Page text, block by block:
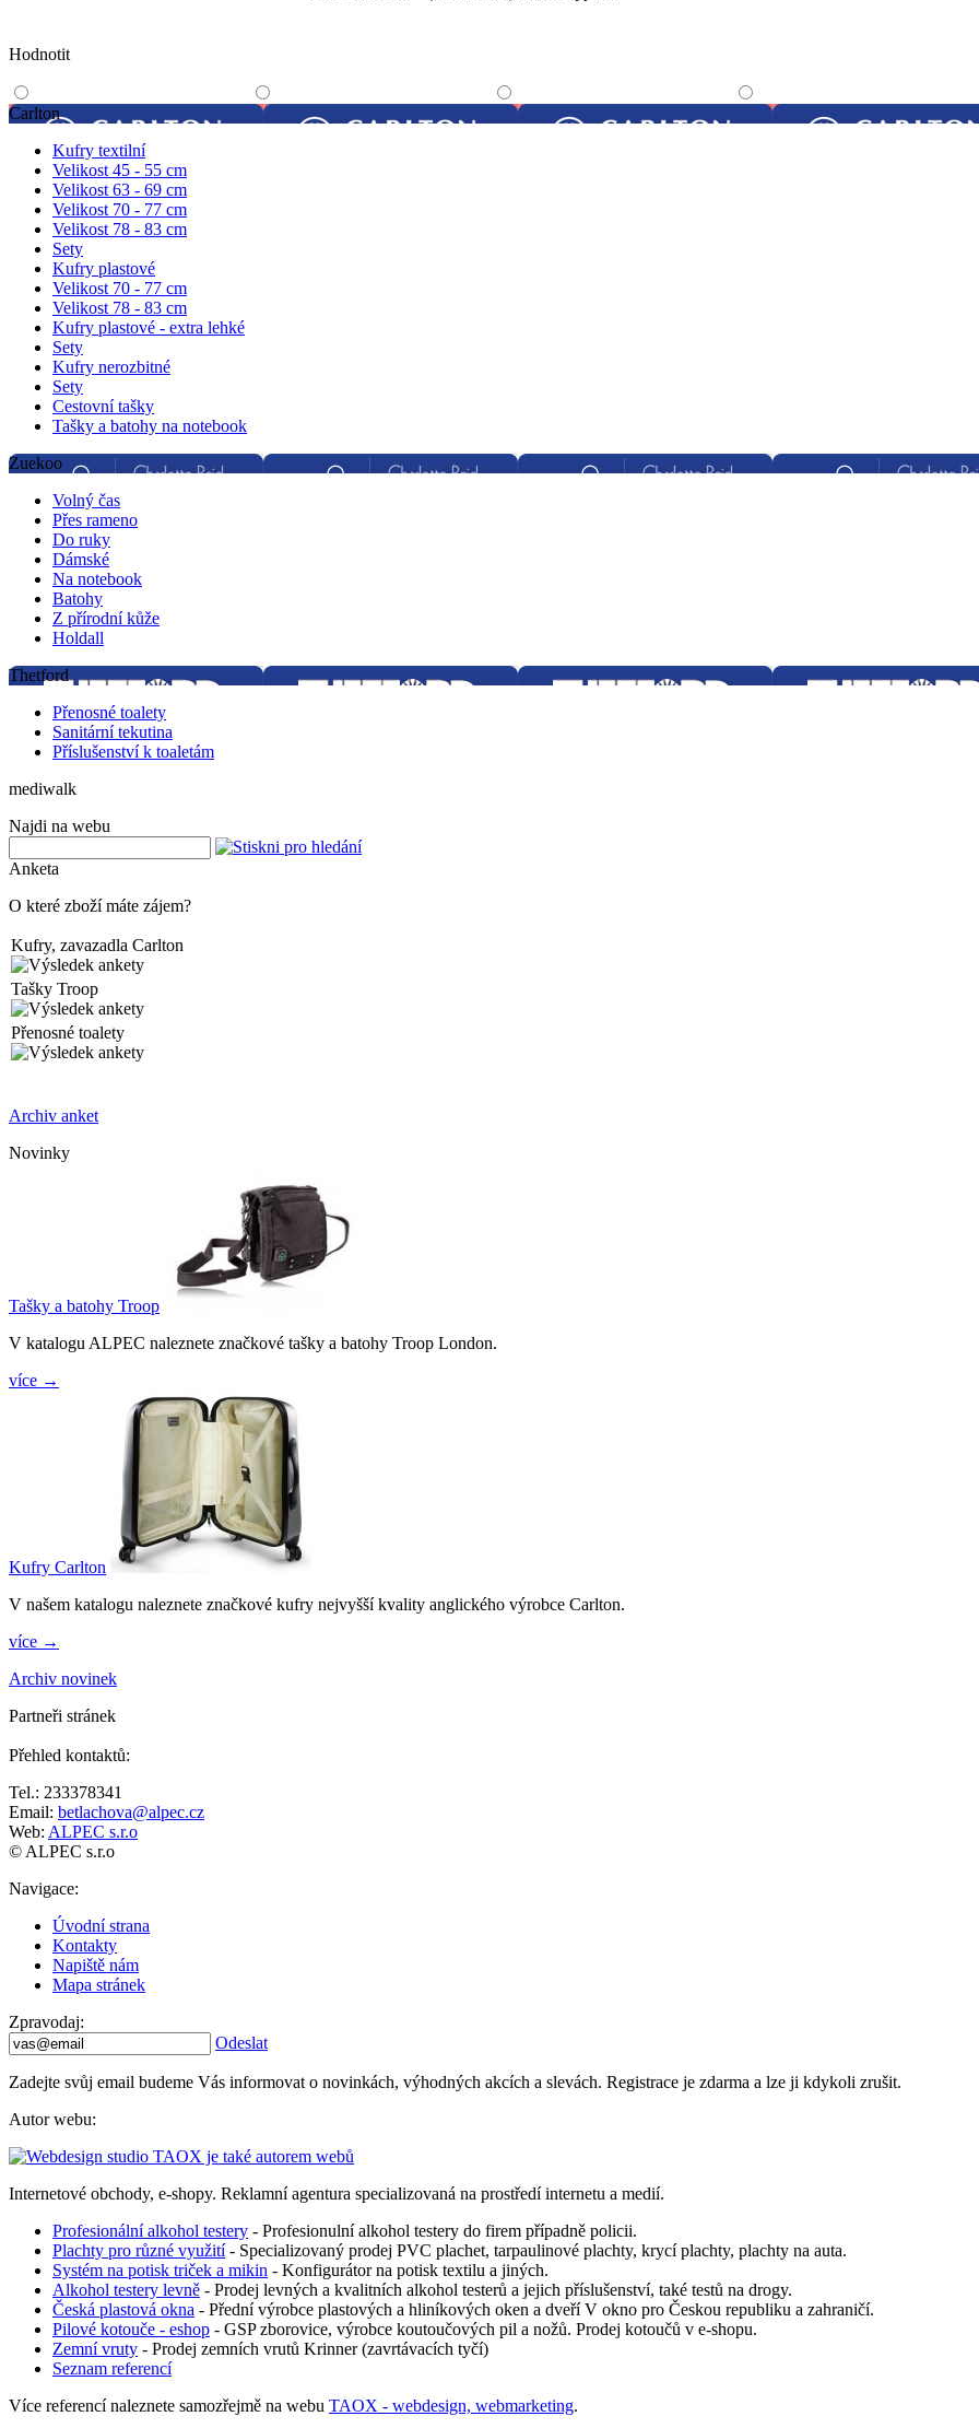
Hodnotit
Carlton
Kufry textilní
Velikost 45 - 55 cm
Velikost 63 - 69 cm
Velikost 70 - 77 cm
Velikost 78 - 83 cm
Sety
Kufry plastové
Velikost 70 - 77 cm
Velikost 78 - 83 cm
Kufry plastové - extra lehké
Sety
Kufry nerozbitné
Sety
Cestovní tašky
Tašky a batohy na notebook
Zuekoo
Volný čas
Přes rameno
Do ruky
Dámské
Na notebook
Batohy
Z přírodní kůže
Holdall
Thetford
Přenosné toalety
Sanitární tekutina
Příslušenství k toaletám
mediwalk
Najdi na webu
Anketa
O které zboží máte zájem?
Kufry, zavazadla Carlton
Tašky Troop
Přenosné toalety
Archiv anket
Novinky
Tašky a batohy Troop
V katalogu ALPEC naleznete značkové tašky a batohy Troop London.
více →
Kufry Carlton
V našem katalogu naleznete značkové kufry nejvyšší kvality anglického výrobce Carlton.
více →
Archiv novinek
Partneři stránek
Přehled kontaktů:
Tel.: 233378341
Email: betlachova@alpec.cz
Web: ALPEC s.r.o
© ALPEC s.r.o
Navigace:
Úvodní strana
Kontakty
Napiště nám
Mapa stránek
Zpravodaj:
Odeslat
Zadejte svůj email budeme Vás informovat o novinkách, výhodných akcích a slevách. Registrace je zdarma a lze ji kdykoli zrušit.
Autor webu:
Internetové obchody, e-shopy. Reklamní agentura specializovaná na prostředí internetu a medií.
Profesionální alkohol testery - Profesionulní alkohol testery do firem případně policii.
Plachty pro různé využití- Specializovaný prodej PVC plachet, tarpaulinové plachty, krycí plachty, plachty na auta.
Systém na potisk triček a mikin - Konfigurátor na potisk textilu a jiných.
Alkohol testery levně - Prodej levných a kvalitních alkohol testerů a jejich příslušenství, také testů na drogy.
Česká plastová okna - Přední výrobce plastových a hliníkových oken a dveří V okno pro Českou republiku a zahraničí.
Pilové kotouče - eshop - GSP zborovice, výrobce koutoučových pil a nožů. Prodej kotoučů v e-shopu.
Zemní vruty - Prodej zemních vrutů Krinner (zavrtávacích tyčí)
Seznam referencí
Více referencí naleznete samozřejmě na webu TAOX - webdesign, webmarketing.